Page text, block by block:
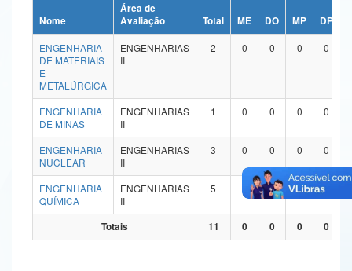
Ministério da Ciência, Tecnologia, Inovações e Comunicações
Ministério do Meio Ambiente
Ministério do Turismo
Ministério do Desenvolvimento Regional
Controladoria-Geral da União
Ministério da Mulher, da Família e dos Direitos Humanos
Secretaria-Geral
Secretaria de Governo
Nome
Área de
Avaliação
Total ME DO MP DP
ENGENHARIA
DE MATERIAIS
E
METALÚRGICA
ENGENHARIAS
II
2 0 0 0 0
ENGENHARIA
DE MINAS
ENGENHARIAS
II
1 0 0 0 0
ENGENHARIA
NUCLEAR
ENGENHARIAS
II
3 0 0 0 0
ENGENHARIA
QUÍMICA
ENGENHARIAS
II
5 0 0 0
Totais 11 0 0 0 0